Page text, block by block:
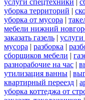
услуги спецтехники |
уборка территорий |
уборка от мусора |
мебели нижний
заказать газель |
мусора | разборка |
сборщиков мебели |
разнорабочие на час |
утилизация ванны |
квартирный переезд |
уборка коттеджа от